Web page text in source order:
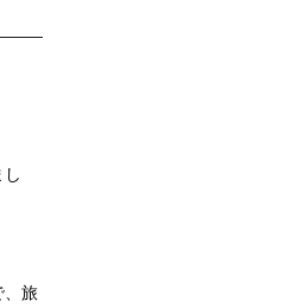
、旅